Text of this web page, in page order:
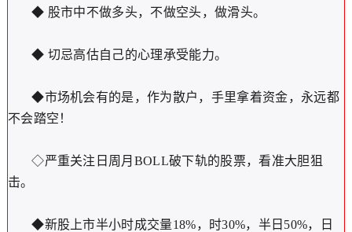
◆ 股市中不做多头，不做空头，做滑头。
◆ 切忌高估自己的心理承受能力。
◆市场机会有的是，作为散户，手里拿着资金，永远都
不会踏空！
◇严重关注日周月BOLL破下轨的股票，看准大胆狙
击。
◆新股上市半小时成交量18%，时30%，半日50%，日